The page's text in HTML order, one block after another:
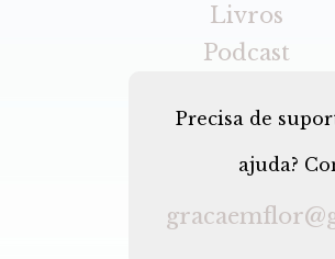
Livros
Podcast
Precisa de
ajuda?